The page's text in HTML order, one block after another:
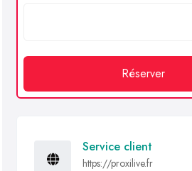
Réserver
Service client
https://proxilive.fr